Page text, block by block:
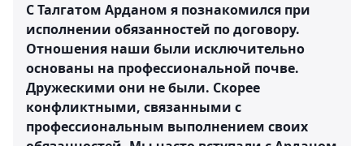
С Талгатом Арданом я познакомился при
исполнении обязанностей по договору.
Отношения наши были исключительно
основаны на профессиональной почве.
Дружескими они не были. Скорее
конфликтными, связанными с
профессиональным выполнением своих